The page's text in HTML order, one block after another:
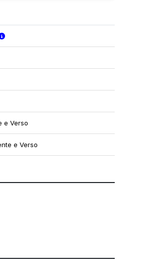
Verifique as condições de entrega
e Verso
e Verso